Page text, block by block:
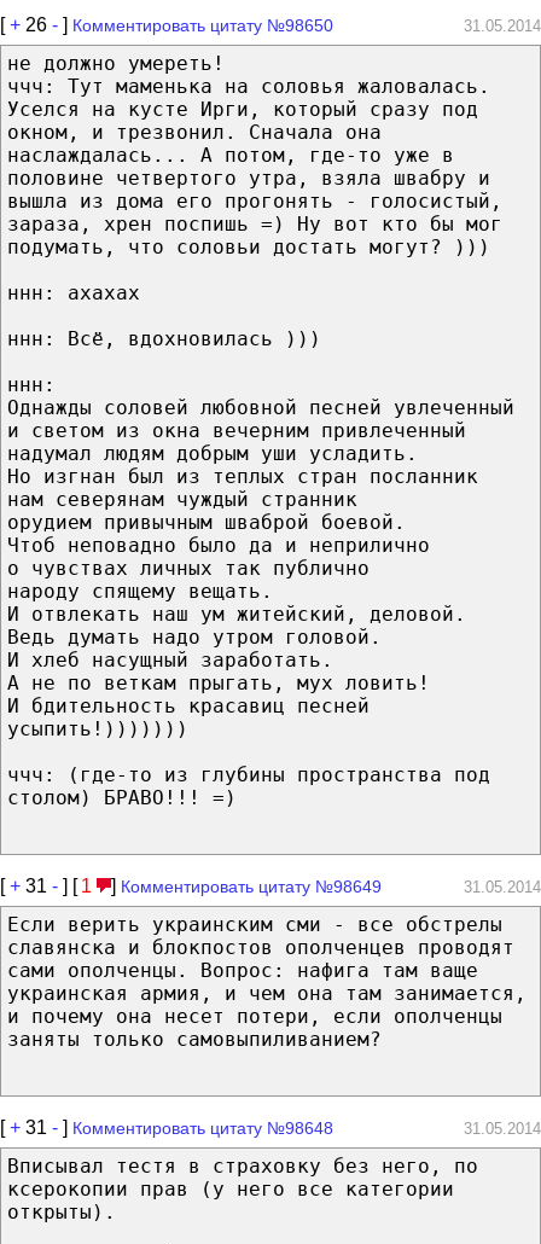
[+ 26 - ] Комментировать цитату №98650 31.05.2014
не должно умереть!
ччч: Тут маменька на соловья жаловалась.
Уселся на кусте Ирги, который сразу под
окном, и трезвонил. Сначала она
наслаждалась... А потом, где-то уже в
половине четвертого утра, взяла швабру и
вышла из дома его прогонять - голосистый,
зараза, хрен поспишь =) Ну вот кто бы мог
подумать, что соловьи достать могут? )))
ннн: ахахах
ннн: Всё, вдохновилась )))
ннн:
Однажды соловей любовной песней увлеченный
и светом из окна вечерним привлеченный
надумал людям добрым уши усладить.
Но изгнан был из теплых стран посланник
нам северянам чуждый странник
орудием привычным шваброй боевой.
Чтоб неповадно было да и неприлично
о чувствах личных так публично
народу спящему вещать.
И отвлекать наш ум житейский, деловой.
Ведь думать надо утром головой.
И хлеб насущный заработать.
А не по веткам прыгать, мух ловить!
И бдительность красавиц песней
усыпить!)))))))
ччч: (где-то из глубины пространства под
столом) БРАВО!!! =)
[+ 31 - ] [ 1 ] Комментировать цитату №98649 31.05.2014
Если верить украинским сми - все обстрелы
славянска и блокпостов ополченцев проводят
сами ополченцы. Вопрос: нафига там ваще
украинская армия, и чем она там занимается,
и почему она несет потери, если ополченцы
заняты только самовыпиливанием?
[+ 31 - ] Комментировать цитату №98648 31.05.2014
Вписывал тестя в страховку без него, по
ксерокопии прав (у него все категории
открыты).